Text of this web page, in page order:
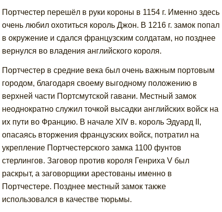
Портчестер перешёл в руки короны в 1154 г. Именно здесь
очень любил охотиться король Джон. В 1216 г. замок попал
в окружение и сдался французским солдатам, но позднее
вернулся во владения английского короля.
Портчестер в средние века был очень важным портовым
городом, благодаря своему выгодному положению в
верхней части Портсмутской гавани. Местный замок
неоднократно служил точкой высадки английских войск на
их пути во Францию. В начале XIV в. король Эдуард II,
опасаясь вторжения французских войск, потратил на
укрепление Портчестерского замка 1100 фунтов
стерлингов. Заговор против короля Генриха V был
раскрыт, а заговорщики арестованы именно в
Портчестере. Позднее местный замок также
использовался в качестве тюрьмы.